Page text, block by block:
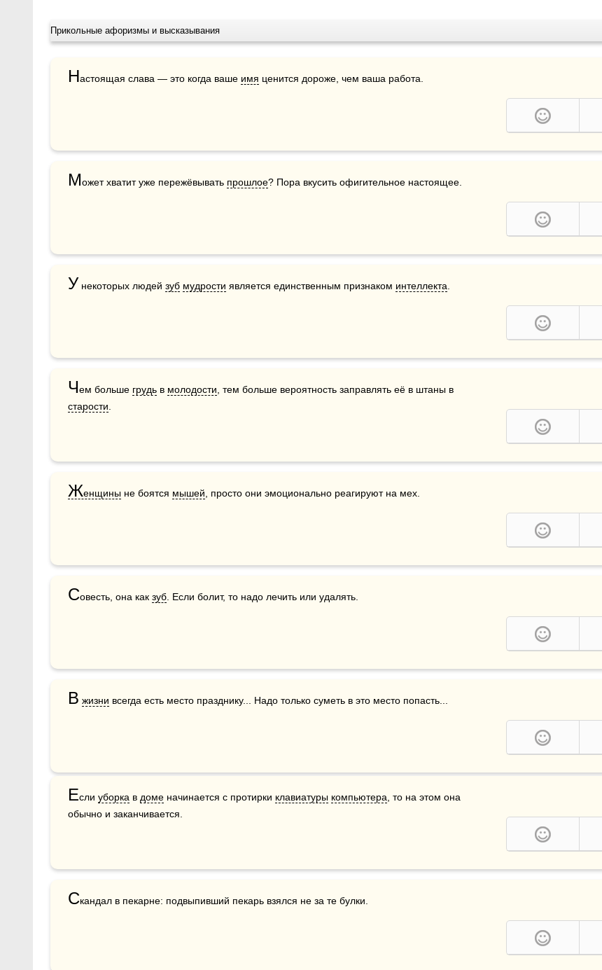
Прикольные афоризмы и высказывания
Настоящая слава — это когда ваше имя ценится дороже, чем ваша работа.
Может хватит уже пережёвывать прошлое? Пора вкусить офигительное настоящее.
У некоторых людей зуб мудрости является единственным признаком интеллекта
Чем больше грудь в молодости
старости
Женщины не боятся мышей , просто они эмоционально реагируют на мех.
Совесть, она как зуб . Если болит, то надо лечить или удалять.
В жизни всегда есть место празднику... Надо только суметь в это место попасть...
Если уборка в доме начинается с протирки клавиатуры компьютера , то на этом она
обычно и заканчивается.
Скандал в пекарне: подвыпивший пекарь взялся не за те булки.